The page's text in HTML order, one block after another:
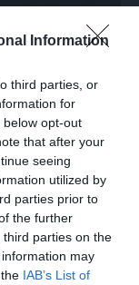
Information
third parties, or
for
opt-out
that after your
seeing
utilized by
parties prior to
the further
parties on the
may
IAB’s List of